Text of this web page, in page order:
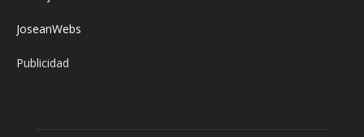
JoseanWebs
Publicidad